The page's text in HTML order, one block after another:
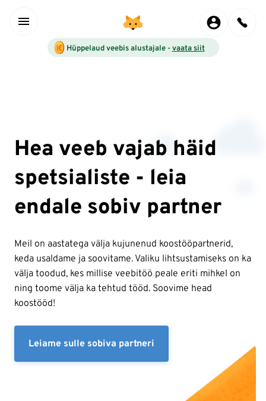
Hüppelaud veebis alustajale -vaata siit
Hea veeb vajab häid
spetsialiste - leia
endale sobiv partner
Meil on aastatega välja kujunenud koostööpartnerid,
keda usaldame ja soovitame. Valiku lihtsustamiseks on ka
välja toodud, kes millise veebitöö peale eriti mihkel on
ning toome välja ka tehtud tööd. Soovime head
koostööd!
Leiame sulle sobiva partneri